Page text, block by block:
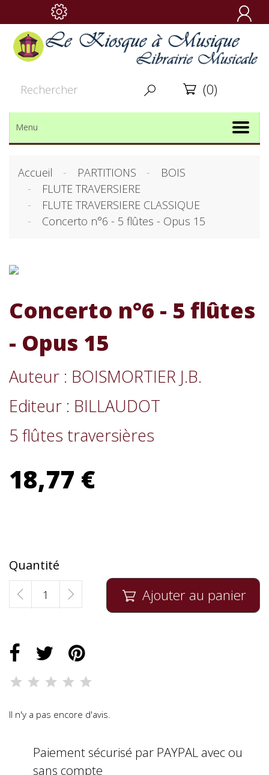

  (0)
Menu
Accueil PARTITIONS
BOIS
FLUTE TRAVERSIERE
FLUTE TRAVERSIERE CLASSIQUE
Concerto n°6 - 5 flûtes - Opus 15
Concerto n°6 - 5 flûtes
- Opus 15
Auteur : BOISMORTIER J.B.
Editeur : BILLAUDOT
5 flûtes traversières
18,77 €
Quantité
 Ajouter au panier
Il n'y a pas encore d'avis.
Paiement sécurisé par PAYPAL avec ou
sans compte